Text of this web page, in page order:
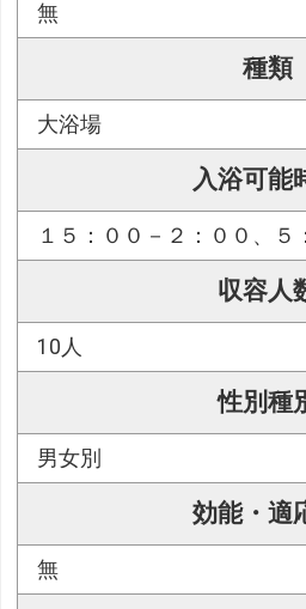
無
種類
大浴場
入浴可能
１５：００－２：００、５
収容人
10人
性別種
男女別
効能・適
無